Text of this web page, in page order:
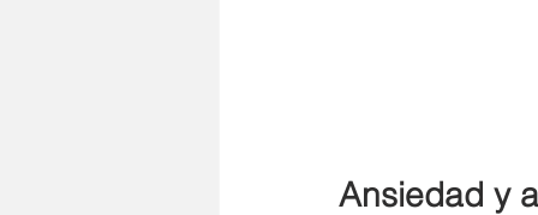
Ansiedad y